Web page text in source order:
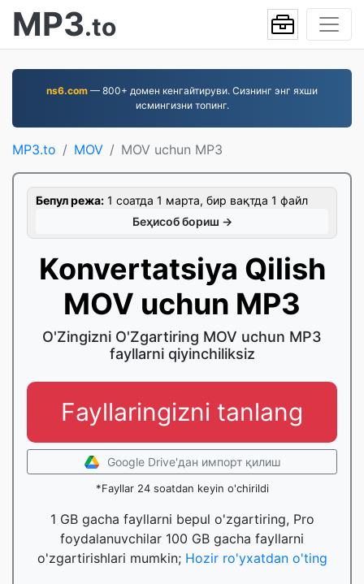
MP3.to
ns6.com — 800+ домен кенгайтируви. Сизнинг энг яхши
исмингизни топинг.
MP3.to MOV MOV uchun MP3
Бепул режа: 1 соатда 1 марта, бир вақтда 1 файл
Беҳисоб бориш →
Konvertatsiya Qilish
MOV uchun MP3
O'Zingizni O'Zgartiring MOV uchun MP3
fayllarni qiyinchiliksiz
Fayllaringizni tanlang
Google Drive'дан импорт қилиш
*Fayllar 24 soatdan keyin o'chirildi
1 GB gacha fayllarni bepul o'zgartiring, Pro
foydalanuvchilar 100 GB gacha fayllarni
o'zgartirishlari mumkin; Hozir ro'yxatdan o'ting